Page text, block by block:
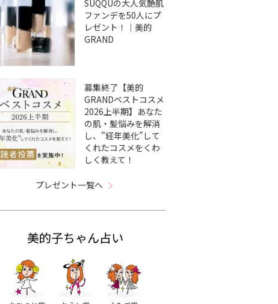
SUQQUの大人気艶肌
ファンデを50人にプ
レゼント！｜美的
GRAND
募集終了【美的
GRANDベストコスメ
2026上半期】あなた
の肌・髪悩みを解消
し、”経年美化”して
くれたコスメをくわ
しく教えて！
プレゼント一覧へ
美的子ちゃん占い